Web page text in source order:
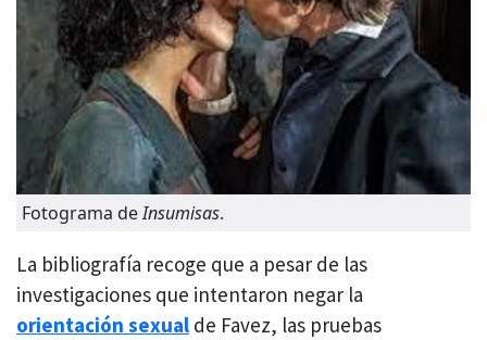
Fotograma deInsumisas.
La bibliografía recoge que a pesar de las
investigaciones que intentaron negar la
orientación sexual de Favez, las pruebas